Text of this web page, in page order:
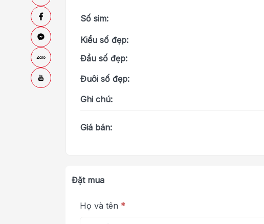
Số sim:
Kiểu số đẹp:
Đầu số đẹp:
Đuôi số đẹp:
Ghi chú:
Giá bán:
Đặt mua
Họ và tên *